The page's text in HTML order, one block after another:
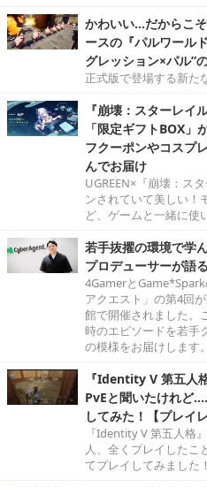
かわいい…だからこ
ースの『パルワール
グレッション×パル”
正式版で登場する新た
『崩壊：スターレイ
「限定ギフトBOX
フクーポンやコスプ
んでお届け
UGREEN×『崩壊：ス
ンされていて美しい！
ど、ゲームと一緒に使
若手抜擢の環境で学
プロデューサーが語
4Gamerと
アクエスト」の第4回
館で開催されました。
時のエピソードを若手
の模様をお届けします。
『Identity V 第五人
PvEと聞いたけれど
してみた！【プレイレ
『Identity V 第五人格
人、全くプレイしたこ
てプレイしてみました！